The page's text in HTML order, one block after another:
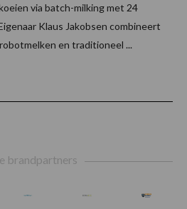
via batch-milking met 24
Klaus Jakobsen combineert
en traditioneel ...
brandpartners